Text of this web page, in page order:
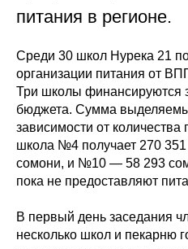
питания в регионе.
Среди 30 школ Нурека 21
организации питания от
Три школы финансируются
бюджета. Сумма
зависимости от
школа №4 получает 270
сомони, и №10 — 58 293
пока не предоставляют
В первый день заседания
несколько школ и пекарню